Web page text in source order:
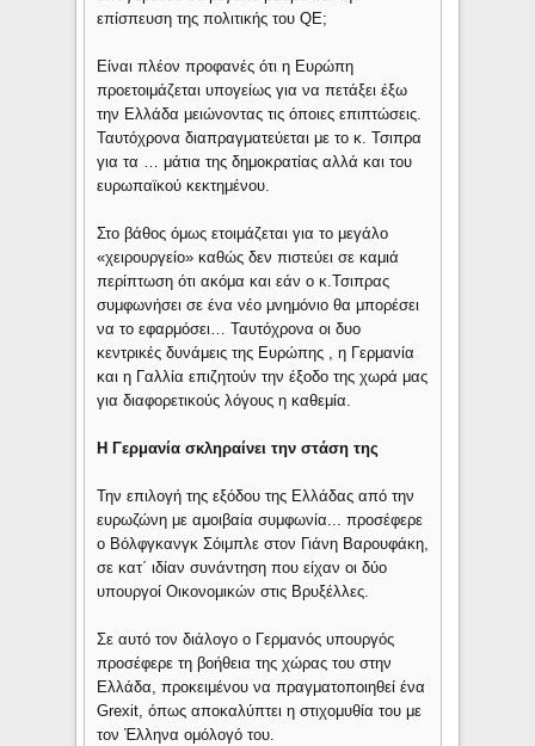
επίσπευση της πολιτικής του QE;
Είναι πλέον προφανές ότι η Ευρώπη
προετοιμάζεται υπογείως για να πετάξει έξω
την Ελλάδα μειώνοντας τις όποιες επιπτώσεις.
Ταυτόχρονα διαπραγματεύεται με το κ. Τσιπρα
για τα … μάτια της δημοκρατίας αλλά και του
ευρωπαϊκού κεκτημένου.
Στο βάθος όμως ετοιμάζεται για το μεγάλο
«χειρουργείο» καθώς δεν πιστεύει σε καμιά
περίπτωση ότι ακόμα και εάν ο κ.Τσιπρας
συμφωνήσει σε ένα νέο μνημόνιο θα μπορέσει
να το εφαρμόσει… Ταυτόχρονα οι δυο
κεντρικές δυνάμεις της Ευρώπης , η Γερμανία
και η Γαλλία επιζητούν την έξοδο της χωρά μας
για διαφορετικούς λόγους η καθεμία.
Η Γερμανία σκληραίνει την στάση της
Την επιλογή της εξόδου της Ελλάδας από την
ευρωζώνη με αμοιβαία συμφωνία... προσέφερε
ο Βόλφγκανγκ Σόιμπλε στον Γιάνη Βαρουφάκη,
σε κατ΄ ιδίαν συνάντηση που είχαν οι δύο
υπουργοί Οικονομικών στις Βρυξέλλες.
Σε αυτό τον διάλογο ο Γερμανός υπουργός
προσέφερε τη βοήθεια της χώρας του στην
Ελλάδα, προκειμένου να πραγματοποιηθεί ένα
Grexit, όπως αποκαλύπτει η στιχομυθία του με
τον Έλληνα ομόλογό του.